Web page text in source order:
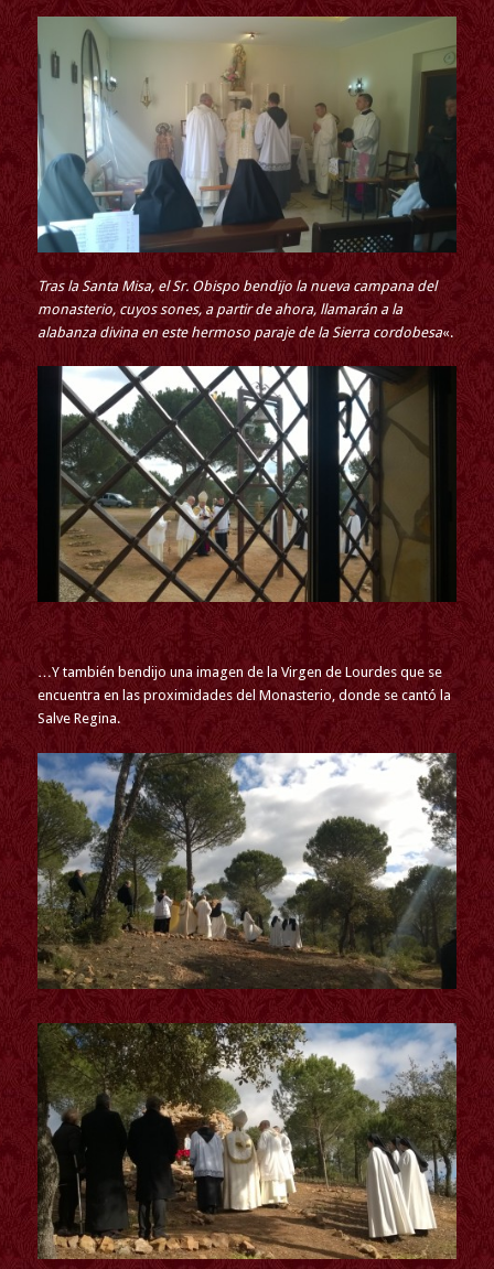
Tras la Santa Misa, el Sr. Obispo bendijo la nueva campana del
monasterio, cuyos sones, a partir de ahora, llamarán a la
alabanza divina en este hermoso paraje de la Sierra cordobesa«.
…Y también bendijo una imagen de la Virgen de Lourdes que se
encuentra en las proximidades del Monasterio, donde se cantó la
Salve Regina.